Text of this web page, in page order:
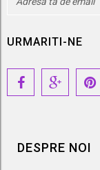
URMARITI-NE
DESPRE NOI